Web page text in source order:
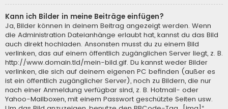
Kann ich Bilder in meine Beiträge einfügen?
Ja, Bilder können in deinem Beitrag angezeigt werden. Wenn
die Administration Dateianhänge erlaubt hat, kannst du das Bild
auch direkt hochladen. Ansonsten musst du zu einem Bild
verlinken, das auf einem öffentlich zugänglichen Server liegt, z. B.
http://www.domain.tld/mein-bild.gif. Du kannst weder Bilder
verlinken, die sich auf deinem eigenen PC befinden (außer es
ist ein öffentlich zugänglicher Server), noch zu Bildern, die nur
nach einer Anmeldung verfügbar sind, z. B. Hotmail- oder
Yahoo-Mailboxen, mit einem Passwort geschützte Seiten usw.